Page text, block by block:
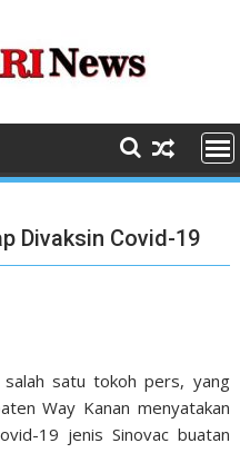
Divaksin Covid-19
satu tokoh pers, yang
Way Kanan menyatakan
19 jenis Sinovac buatan